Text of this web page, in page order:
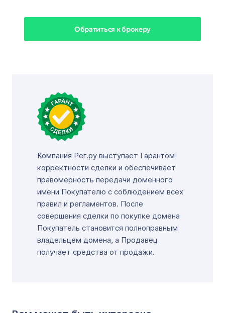
Обратиться к брокеру
Компания Рег.ру выступает Гарантом
корректности сделки и обеспечивает
правомерность передачи доменного
имени Покупателю с соблюдением всех
правил и регламентов. После
совершения сделки по покупке домена
Покупатель становится полноправным
владельцем домена, а Продавец
получает средства от продажи.